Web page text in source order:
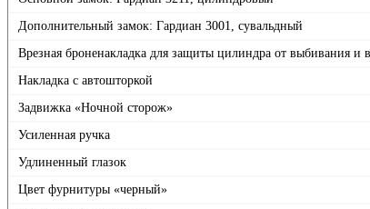
Дополнительный замок: Гардиан 3001, сувальдный
Врезная броненакладка для защиты цилиндра от выбивания и
Накладка с автошторкой
Задвижка «Ночной сторож»
Усиленная ручка
Удлиненный глазок
Цвет фурнитуры «черный»